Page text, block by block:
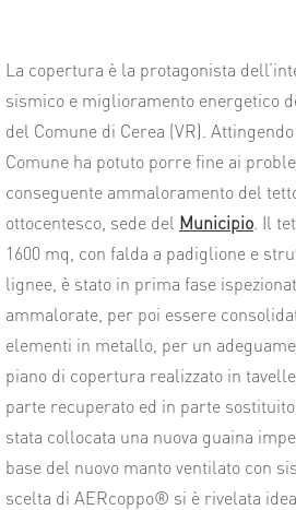
La copertura è la protagonista
sismico e miglioramento energetico
del Comune di Cerea (VR).
Comune ha potuto porre fine ai
conseguente ammaloramento del
ottocentesco, sede del Municipio . Il
1600 mq, con falda a padiglione e
lignee, è stato in prima fase
ammalorate, per poi essere
elementi in metallo, per un
piano di copertura realizzato in
parte recuperato ed in parte
stata collocata una nuova guaina
base del nuovo manto ventilato con
scelta di AERcoppo® si è rivelata